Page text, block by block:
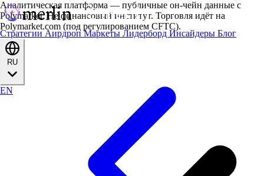
Стратегии АирдропМаркеты Лидерборд Инсайдеры Блог
EN
Аналитическая платформа — публичные он-чейн данные с
Polymarket. Не финансовый институт. Торговля идёт на
Polymarket.com (под регулированием CFTC).